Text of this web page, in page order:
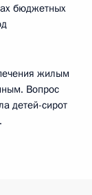
бюджетных
жилым
Вопрос
детей-сирот